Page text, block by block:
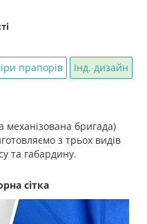
прапорів
Інд. дизайн
бригада)
з трьох видів
та габардину.
сітка